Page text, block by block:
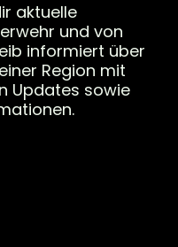
aktuelle
und von
informiert über
Region mit
Updates sowie